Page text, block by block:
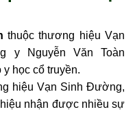
thuộc thương hiệu Vạn
y Nguyễn Văn Toàn
học cổ truyền.
hiệu Vạn Sinh Đường,
nhận được nhiều sự